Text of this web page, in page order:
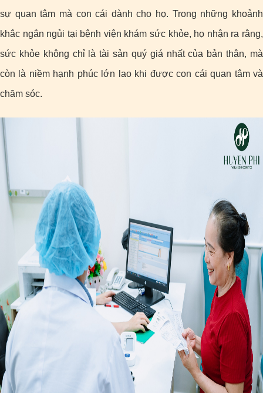
sự quan tâm mà con cái dành cho họ. Trong những khoảnh
khắc ngắn ngủi tại bệnh viện khám sức khỏe, họ nhận ra rằng,
sức khỏe không chỉ là tài sản quý giá nhất của bản thân, mà
còn là niềm hạnh phúc lớn lao khi được con cái quan tâm và
chăm sóc.